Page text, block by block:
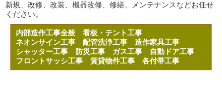
新規、改修、改装、機器改修、修繕、メンテナンスなどお任せ
ください。
内部造作工事全般看板・テント工事
ネオンサイン工事配管洗浄工事造作家具工事
シャッター工事
防災工事 ガス工事
自動ドア工事
フロントサッシ工事賃貸物件工事各付帯工事